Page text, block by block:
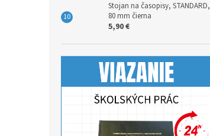
Stojan na časopisy, STANDARD,
80 mm čierna
5,90 €